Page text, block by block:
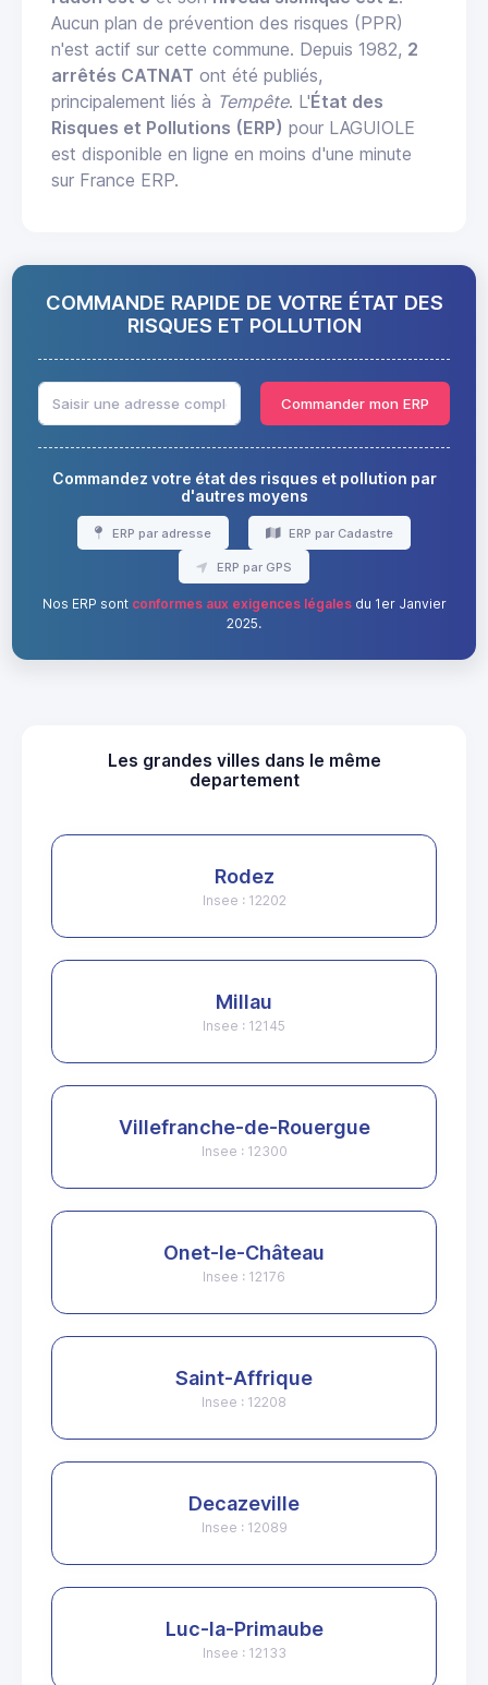
Aucun plan de prévention des risques (PPR)
n'est actif sur cette commune. Depuis 1982, 2
arrêtés CATNAT ont été publiés,
principalement liés à Tempête. L'État des
Risques et Pollutions (ERP) pour LAGUIOLE
est disponible en ligne en moins d'une minute
sur France ERP.
COMMANDE RAPIDE DE VOTRE ÉTAT DES
RISQUES ET POLLUTION
Commander mon ERP
Commandez votre état des risques et pollution par
d'autres moyens
ERP par adresse ERP par Cadastre
ERP par GPS
Nos ERP sont conformes aux exigences légalesdu 1er Janvier
2025.
Les grandes villes dans le même
departement
Rodez
Insee : 12202
Millau
Insee : 12145
Villefranche-de-Rouergue
Insee : 12300
Onet-le-Château
Insee : 12176
Saint-Affrique
Insee : 12208
Decazeville
Insee : 12089
Luc-la-Primaube
Insee : 12133